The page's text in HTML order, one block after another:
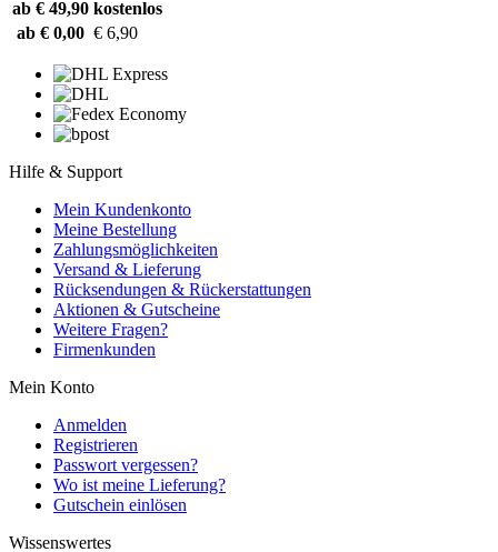
ab € 49,90 kostenlos
ab € 0,00 € 6,90
Hilfe & Support
Mein Kundenkonto
Meine Bestellung
Zahlungsmöglichkeiten
Versand & Lieferung
Rücksendungen & Rückerstattungen
Aktionen & Gutscheine
Weitere Fragen?
Firmenkunden
Mein Konto
Anmelden
Registrieren
Passwort vergessen?
Wo ist meine Lieferung?
Gutschein einlösen
Wissenswertes